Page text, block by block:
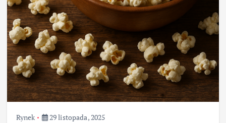
Rynek 29 listopada, 2025